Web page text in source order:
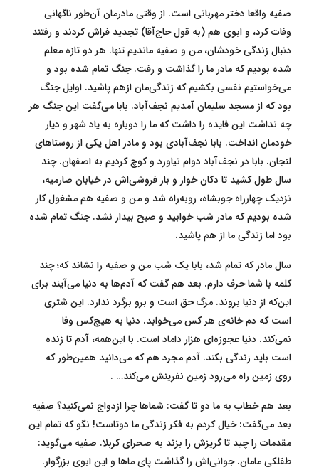
صفیه واقعا دختر مهربانی است. از وقتی مادرمان آن‌طور ناگهانی
وفات کرد، و ابوی هم (به قول حاج‌آقا) تجدید فراش کردند و رفتند
دنبال زندگی خودشان، من و صفیه ماندیم تنها. هر دو تازه معلم
شده بودیم که مادر ما را گذاشت و رفت. جنگ تمام شده بود و
می‌خواستیم نفسی بکشیم که زندگی‌مان ازهم پاشید. اوایل جنگ
بود که از مسجد سلیمان آمدیم نجف‌آباد. بابا می‌گفت این جنگ هر
چه نداشت این فایده را داشت که ما را دوباره به یاد شهر و دیار
خودمان انداخت. بابا نجف‌آبادی بود و مادر اهل یکی از روستاهای
لنجان. بابا در نجف‌آباد دوام نیاورد و کوچ کردیم به اصفهان. چند
سال طول کشید تا دکان خوار و بار فروشی‌اش در خیابان صارمیه،
نزدیک چهارراه جوبشاه، روبه‌راه شد و من و صفیه هم مشغول کار
شده بودیم که مادر شب خوابید و صبح بیدار نشد. جنگ تمام شده
بود اما زندگی ما از هم پاشید.
سال مادر که تمام شد، بابا یک شب من و صفیه را نشاند که؛ چند
کلمه با شما حرف دارم. بعد هم گفت که آدم‌ها به دنیا می‌آیند برای
این‌که از دنیا بروند. مرگ حق است و برو برگرد ندارد. این شتری
است که دم خانه‌ی هر کس می‌خوابد. دنیا به هیچ‌کس وفا
نمی‌کند. دنیا عجوزه‌ای هزار داماد است. با این‌همه، آدم تا زنده
است باید زندگی بکند. آدم مجرد هم که می‌دانید همین‌طور که
روی زمین راه می‌رود زمین نفرینش می‌کند… .
بعد هم خطاب به ما دو تا گفت: شماها چرا ازدواج نمی‌کنید؟ صفیه
بعد می‌گفت: خیال کردم به فکر زندگی ما دوتاست! نگو که تمام این
مقدمات را چید تا گریزش را بزند به صحرای کربلا. صفیه می‌گوید:
طفلکی مامان. جوانی‌اش را گذاشت پای ماها و این ابوی بزرگوار.